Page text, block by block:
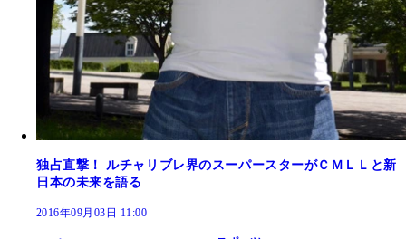
独占直撃！ ルチャリブレ界のスーパースターがＣＭＬＬと新
日本の未来を語る
2016年09月03日 11:00